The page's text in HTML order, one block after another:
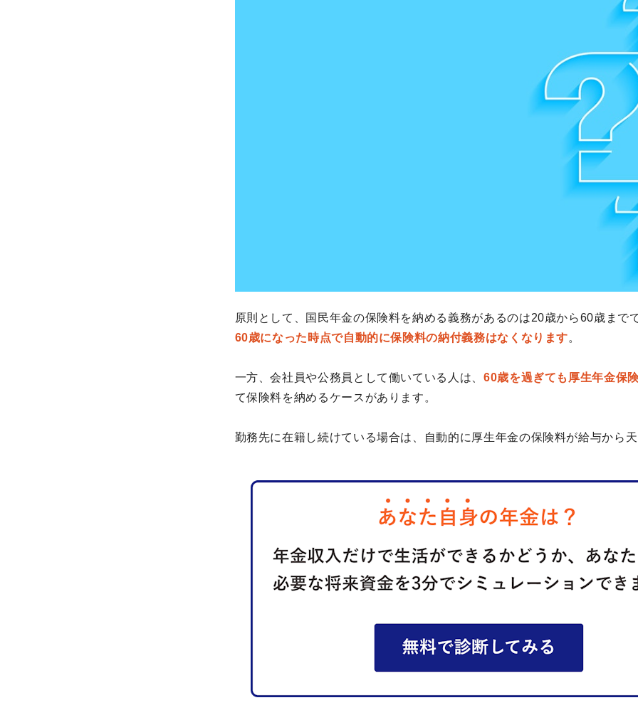
原則として、国民年金の保険料を納める義務があるのは20歳から60歳まで
60歳になった時点で自動的に保険料の納付義務はなくなります。
一方、会社員や公務員として働いている人は、 60歳を過ぎても厚生年金保
て保険料を納めるケースがあります。
勤務先に在籍し続けている場合は、自動的に厚生年金の保険料が給与から